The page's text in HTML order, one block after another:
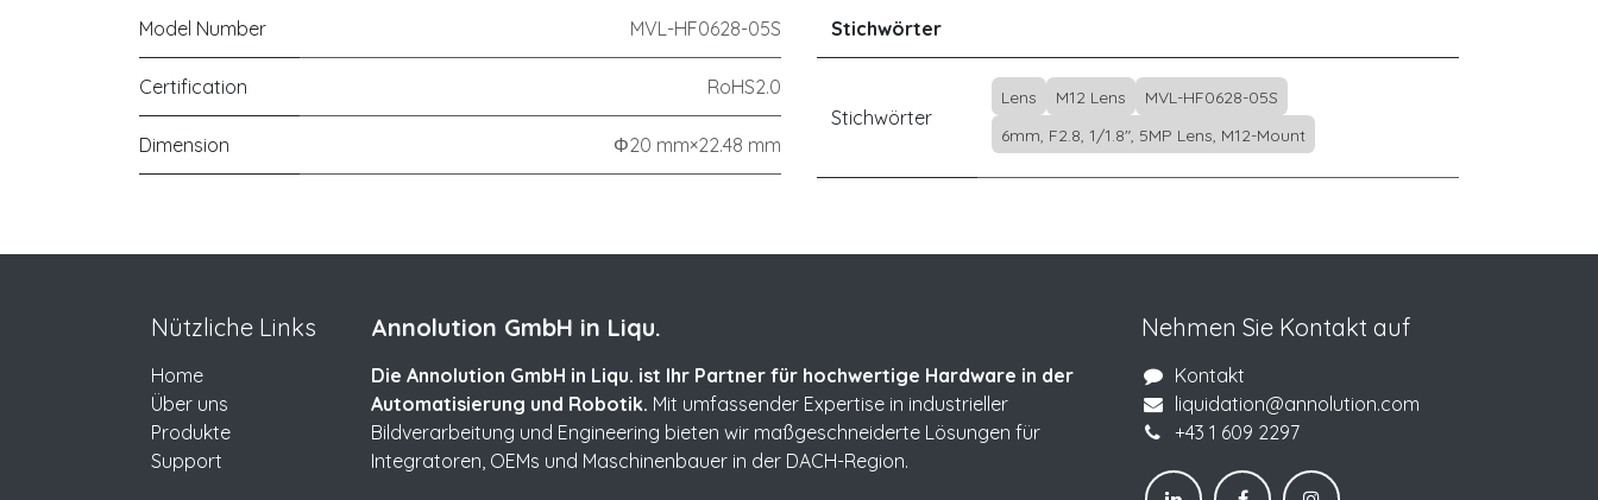
Model Number MVL-HF0628-05S
Certification RoHS2.0
Dimension Φ20 mm×22.48 mm
Stichwörter
Stichwörter
Lens M12 Lens
MVL-HF0628-05S
6mm, F2.8, 1/1.8", 5MP Lens, M12-Mount
Nützliche Links
Home
Über uns
Produkte
Support
Nehmen Sie Kontakt auf
Kontakt
liquidation@annolution.com
+43 1 609 2297
Annolution GmbH in Liqu.
Die Annolution GmbH in Liqu. ist Ihr Partner für hochwertige Hardware in der
Automatisierung und Robotik. Mit umfassender Expertise in industrieller
Bildverarbeitung und Engineering bieten wir maßgeschneiderte Lösungen für
Integratoren, OEMs und Maschinenbauer in der DACH-Region.